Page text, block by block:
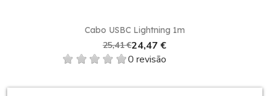
Adaptador Multiporta de USB‑C para AV Digital
Shop Duty Free. Além de garantir um
produto de qualidade, você aproveita os
Cabo USBC Lightning 1m
25,41 €24,47 €
0 revisão